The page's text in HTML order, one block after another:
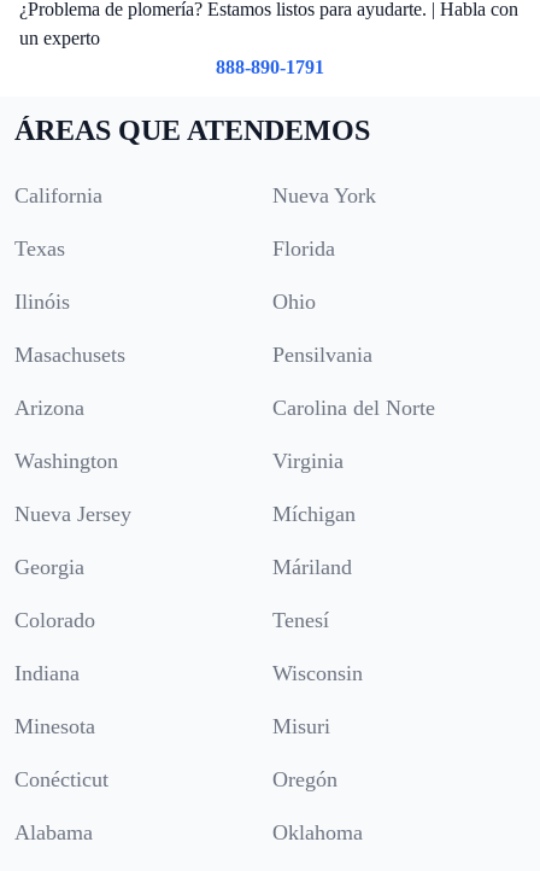
¿Problema de plomería? Estamos listos para ayudarte. | Habla con
un experto
888-890-1791
ÁREAS QUE ATENDEMOS
California Nueva York
Texas Florida
Ilinóis Ohio
Masachusets Pensilvania
Arizona Carolina del Norte
Washington Virginia
Nueva Jersey Míchigan
Georgia Máriland
Colorado Tenesí
Indiana Wisconsin
Minesota Misuri
Conécticut Oregón
Alabama Oklahoma